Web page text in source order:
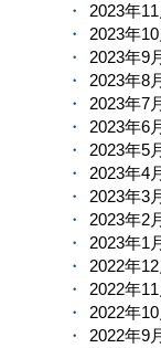
2023年11
2023年10
2023年9
2023年8
2023年7
2023年6
2023年5
2023年4
2023年3
2023年2
2023年1
2022年12
2022年11
2022年10
2022年9